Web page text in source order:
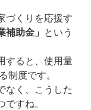
づくりを応援す
補助金」
という
すると、使用量
制度です。
なく、こうした
すね。